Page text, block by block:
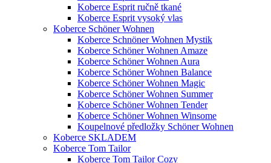
Koberce Esprit ručně tkané
Koberce Esprit vysoký vlas
Koberce Schöner Wohnen
Koberce Schnöner Wohnen Mystik
Koberce Schöner Wohnen Amaze
Koberce Schöner Wohnen Aura
Koberce Schöner Wohnen Balance
Koberce Schöner Wohnen Magic
Koberce Schöner Wohnen Summer
Koberce Schöner Wohnen Tender
Koberce Schöner Wohnen Winsome
Koupelnové předložky Schöner Wohnen
Koberce SKLADEM
Koberce Tom Tailor
Koberce Tom Tailor Cozy